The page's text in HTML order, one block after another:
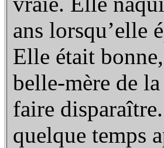
ans lorsqu’elle
Elle était
belle-mère de
faire
quelque temps